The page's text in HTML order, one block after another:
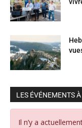
LES ÉVÉNEMENTS
Il n’y a